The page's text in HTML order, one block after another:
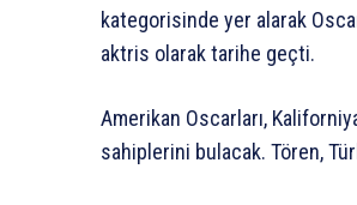
kategorisinde yer alarak
aktris olarak tarihe geçti.
Amerikan Oscarları,
sahiplerini bulacak. Tören,